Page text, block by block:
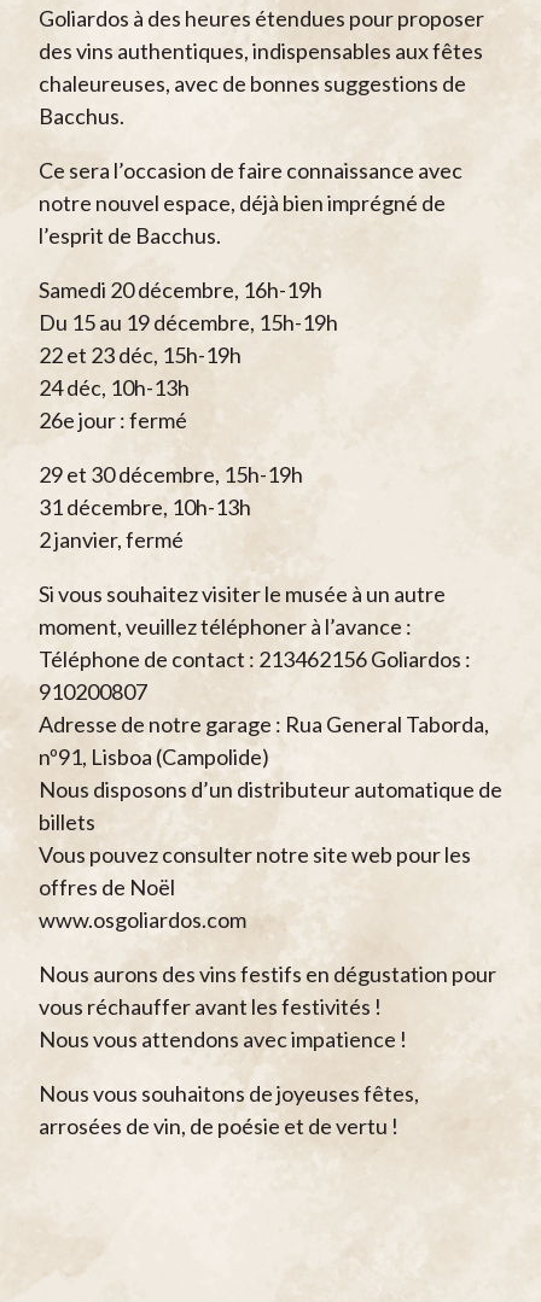
Goliardos à des heures étendues pour proposer
des vins authentiques, indispensables aux fêtes
chaleureuses, avec de bonnes suggestions de
Bacchus.
Ce sera l’occasion de faire connaissance avec
notre nouvel espace, déjà bien imprégné de
l’esprit de Bacchus.
Samedi 20 décembre, 16h-19h
Du 15 au 19 décembre, 15h-19h
22 et 23 déc, 15h-19h
24 déc, 10h-13h
26e jour : fermé
29 et 30 décembre, 15h-19h
31 décembre, 10h-13h
2 janvier, fermé
Si vous souhaitez visiter le musée à un autre
moment, veuillez téléphoner à l’avance :
Téléphone de contact : 213462156 Goliardos :
910200807
Adresse de notre garage : Rua General Taborda,
nº91, Lisboa (Campolide)
Nous disposons d’un distributeur automatique de
billets
Vous pouvez consulter notre site web pour les
offres de Noël
www.osgoliardos.com
Nous aurons des vins festifs en dégustation pour
vous réchauffer avant les festivités !
Nous vous attendons avec impatience !
Nous vous souhaitons de joyeuses fêtes,
arrosées de vin, de poésie et de vertu !